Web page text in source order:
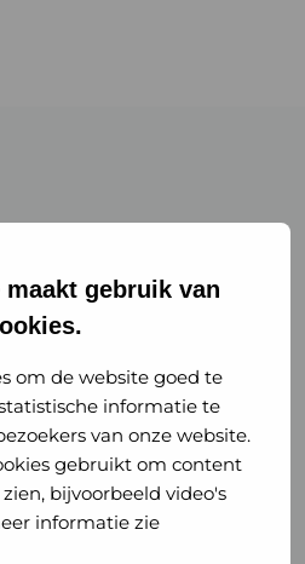
maakt gebruik van
om de website goed te
informatie te
van onze website.
gebruikt om content
bijvoorbeeld video's
informatie zie
media